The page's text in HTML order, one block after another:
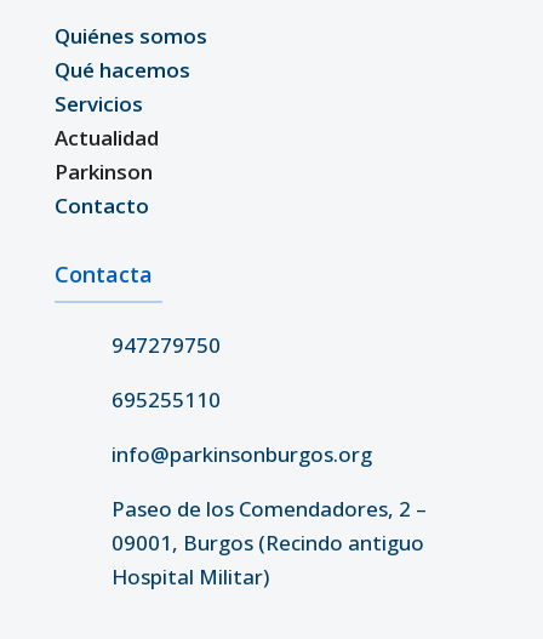
Quiénes somos
Qué hacemos
Servicios
Actualidad
Parkinson
Contacto
Contacta
947279750
695255110
info@parkinsonburgos.org
Paseo de los Comendadores, 2 –
09001, Burgos (Recindo antiguo
Hospital Militar)